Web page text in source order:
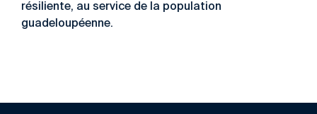
résiliente, au service de la population
guadeloupéenne.